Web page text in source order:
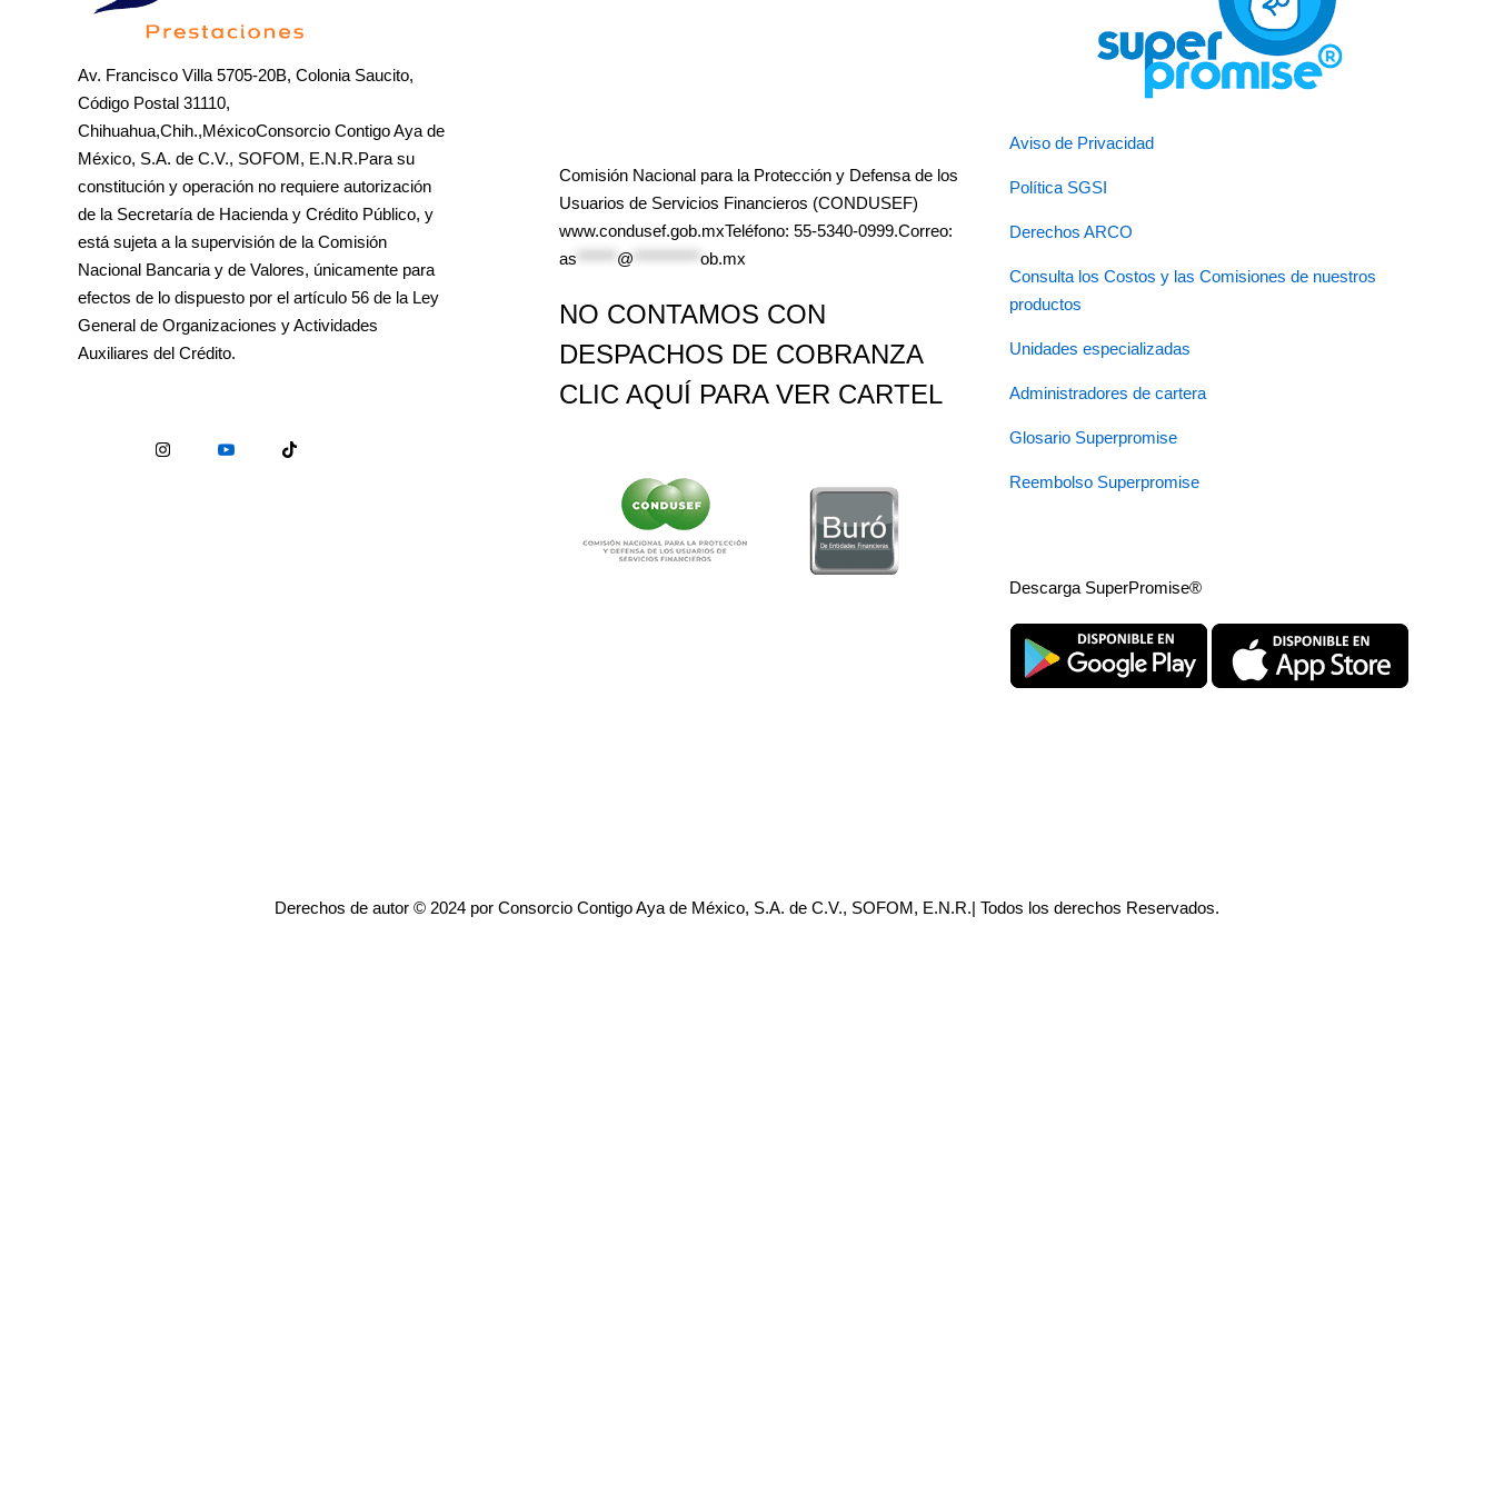
Av. Francisco Villa 5705-20B, Colonia Saucito,
Código Postal 31110,
Chihuahua,Chih.,MéxicoConsorcio Contigo Aya de
México, S.A. de C.V., SOFOM, E.N.R.Para su
constitución y operación no requiere autorización
de la Secretaría de Hacienda y Crédito Público, y
está sujeta a la supervisión de la Comisión
Nacional Bancaria y de Valores, únicamente para
efectos de lo dispuesto por el artículo 56 de la Ley
General de Organizaciones y Actividades
Auxiliares del Crédito.
Comisión Nacional para la Protección y Defensa de los
Usuarios de Servicios Financieros (CONDUSEF)
www.condusef.gob.mxTeléfono: 55-5340-0999.Correo:
as
@ ob.mx
NO CONTAMOS CON
DESPACHOS DE COBRANZA
CLIC AQUÍ PARA VER CARTEL
Aviso de Privacidad
Política SGSI
Derechos ARCO
Consulta los Costos y las Comisiones de nuestros
productos
Unidades especializadas
Administradores de cartera
Glosario Superpromise
Reembolso Superpromise
Descarga SuperPromise®
Derechos de autor © 2024 por Consorcio Contigo Aya de México, S.A. de C.V., SOFOM, E.N.R.| Todos los derechos Reservados.